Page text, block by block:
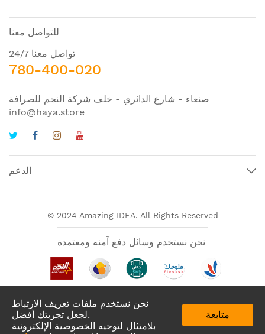
نحن نستخدم ملفات تعريف الارتباط
لجعل تجربتك أفضل.
بلامتثال لتوجيه الخصوصية الإلكترونية
متابعة
للتواصل معنا
تواصل معنا 24/7
780-400-020
صنعاء - شارع الدائري - خلف شركة النجم للصرافة
info@haya.store
الدعم
© 2024 Amazing IDEA. All Rights Reserved